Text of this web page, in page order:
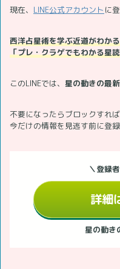
現在、 LINE公式アカウント に
西洋占星術を学ぶ近道がわか
「プレ・クラゲでもわかる星
このLINEでは、 星の動きの最
不要になったらブロックすれば
今だけの情報を見逃す前に登
＼登録
詳細
星の動き